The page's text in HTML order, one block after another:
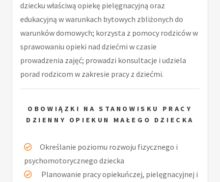
dziecku właściwą opiekę pielęgnacyjną oraz
edukacyjną w warunkach bytowych zbliżonych do
warunków domowych; korzysta z pomocy rodziców w
sprawowaniu opieki nad dziećmi w czasie
prowadzenia zajęć; prowadzi konsultacje i udziela
porad rodzicom w zakresie pracy z dziećmi.
OBOWIĄZKI NA STANOWISKU PRACY
DZIENNY OPIEKUN MAŁEGO DZIECKA
Określanie poziomu rozwoju fizycznego i
psychomotorycznego dziecka
Planowanie pracy opiekuńczej, pielęgnacyjnej i